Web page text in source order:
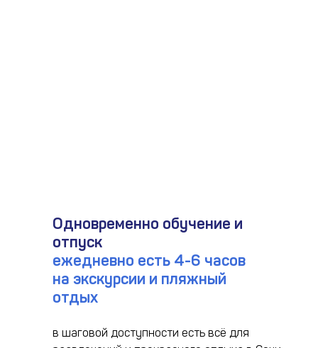
Одновременно обучение и
отпуск
ежедневно есть 4-6 часов
на экскурсии и пляжный
отдых
в шаговой доступности есть всё для